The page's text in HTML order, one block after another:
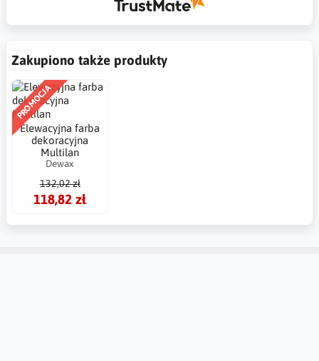
Zakupiono także produkty
PROMOCJA
Elewacyjna farba
dekoracyjna
Multilan
Dewax
132,02 zł
118,82 zł